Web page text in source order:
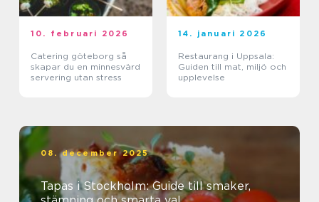
10. februari 2026
Catering göteborg så
skapar du en minnesvärd
servering utan stress
14. januari 2026
Restaurang i Uppsala:
Guiden till mat, miljö och
upplevelse
08. december 2025
Tapas i Stockholm: Guide till smaker,